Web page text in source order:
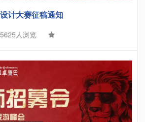
计大赛征稿通知
人浏览